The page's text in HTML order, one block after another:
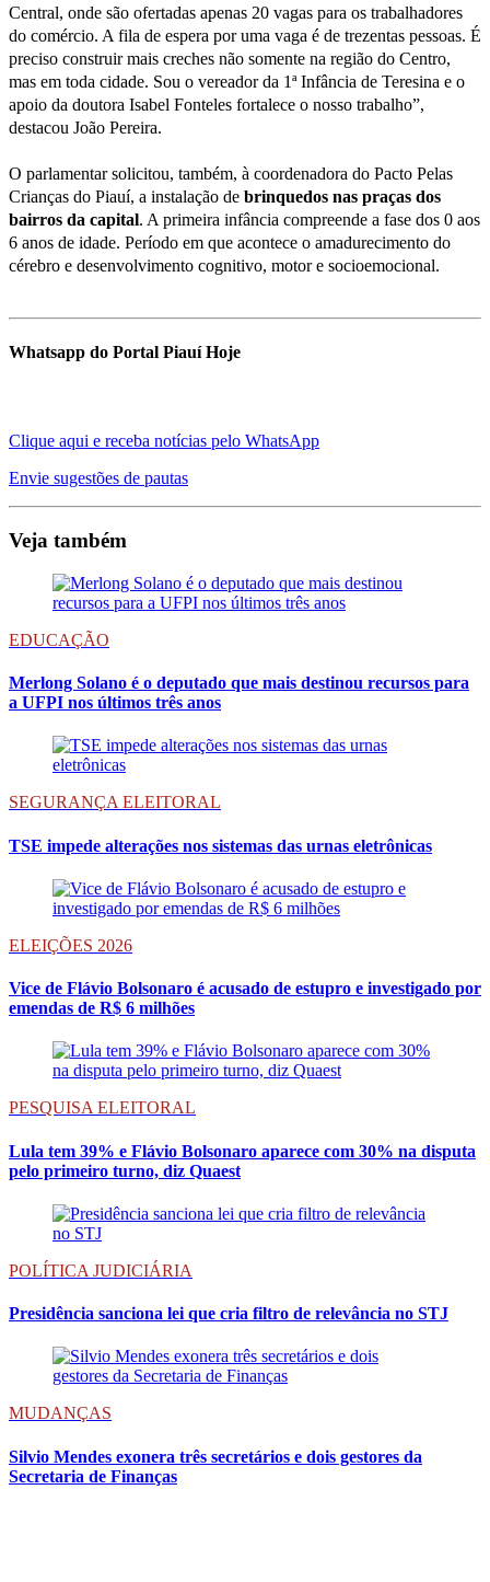
Central, onde são ofertadas apenas 20 vagas para os trabalhadores
do comércio. A fila de espera por uma vaga é de trezentas pessoas. É
preciso construir mais creches não somente na região do Centro,
mas em toda cidade. Sou o vereador da 1ª Infância de Teresina e o
apoio da doutora Isabel Fonteles fortalece o nosso trabalho”,
destacou João Pereira.
O parlamentar solicitou, também, à coordenadora do Pacto Pelas
Crianças do Piauí, a instalação de brinquedos nas praças dos
bairros da capital. A primeira infância compreende a fase dos 0 aos
6 anos de idade. Período em que acontece o amadurecimento do
cérebro e desenvolvimento cognitivo, motor e socioemocional.
Whatsapp do Portal Piauí Hoje
Clique aqui e receba notícias pelo WhatsApp
Envie sugestões de pautas
Veja também
EDUCAÇÃO
Merlong Solano é o deputado que mais destinou recursos para
a UFPI nos últimos três anos
SEGURANÇA ELEITORAL
TSE impede alterações nos sistemas das urnas eletrônicas
ELEIÇÕES 2026
Vice de Flávio Bolsonaro é acusado de estupro e investigado por
emendas de R$ 6 milhões
PESQUISA ELEITORAL
Lula tem 39% e Flávio Bolsonaro aparece com 30% na disputa
pelo primeiro turno, diz Quaest
POLÍTICA JUDICIÁRIA
Presidência sanciona lei que cria filtro de relevância no STJ
MUDANÇAS
Silvio Mendes exonera três secretários e dois gestores da
Secretaria de Finanças